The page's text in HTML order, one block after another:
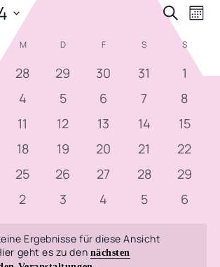
UND
Suche
M MITTWOCH
D DONNERSTAG
F S SAMSTAG
S
0
Veranstaltungen
28
0
Veranstaltungen
29
0
Veranstaltungen
30
0
31
01
0
Veranstaltungen
4
0
Veranstaltungen
5
0
Veranstaltungen
6
0
7
0
8
0
Veranstaltungen
11
0
Veranstaltungen
12
0
Veranstaltungen
13
0
14
0
15
0
Veranstaltungen
18
0
Veranstaltungen
19
0
Veranstaltungen
20
0
21
0
22
0
Veranstaltungen
25
0
Veranstaltungen
26
0
Veranstaltungen
27
0
28
0
29
0
2
0
3
0
4
0
5
0
6
Ergebnisse für diese Ansicht
geht es zu den nächsten